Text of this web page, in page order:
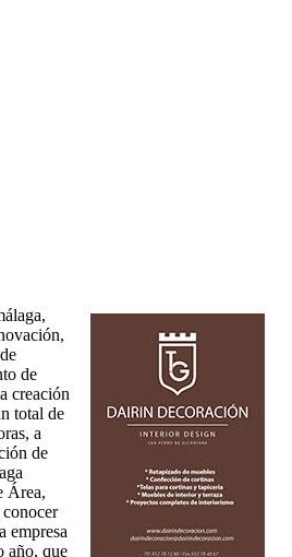
de
creación
total de
a
de
Área,
empresa
año, que